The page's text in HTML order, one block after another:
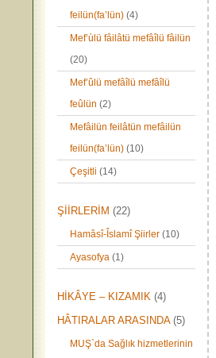
feilün(fa’lün) (4)
Mef’ùlü fâilâtü mefâîlü fâilün
(20)
Mef’ûlü mefâîlü mefâîlü
feûlün (2)
Mefâilün feilâtün mefâilün
feilün(fa’lün) (10)
Çeşitli (14)
ŞİİRLERİM (22)
Hamâsî-Îslamî Şiirler (10)
Ayasofya (1)
HİKÂYE – KIZAMIK (4)
HÂTIRALAR ARASINDA(5)
MUŞ`da Sağlık hizmetlerinin